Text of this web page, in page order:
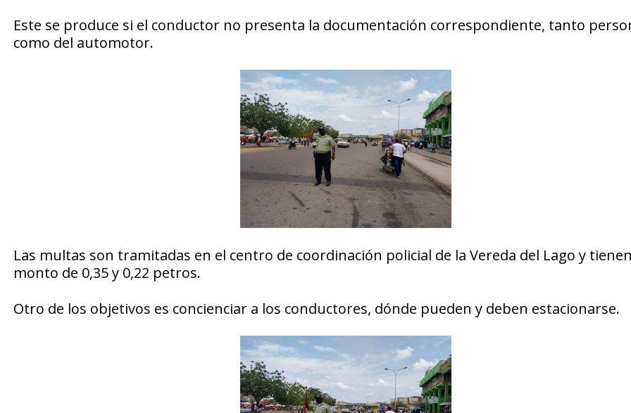
Este se produce si el conductor no presenta la documentación correspondiente, tanto
como del automotor.
Las multas son tramitadas en el centro de coordinación policial de la Vereda del Lago y
monto de 0,35 y 0,22 petros.
Otro de los objetivos es concienciar a los conductores, dónde pueden y deben estacionarse.